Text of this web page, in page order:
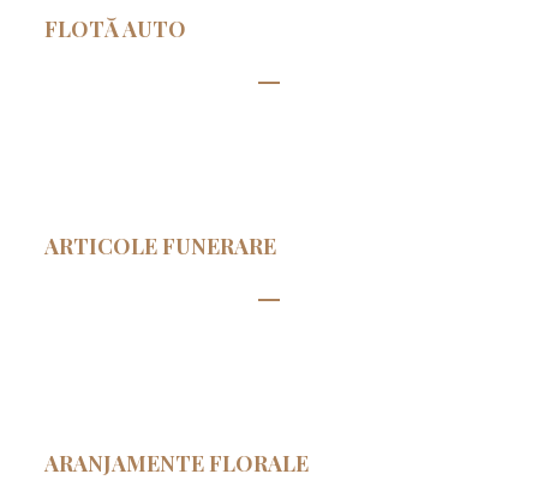
FLOTĂ AUTO
ARTICOLE FUNERARE
ARANJAMENTE FLORALE